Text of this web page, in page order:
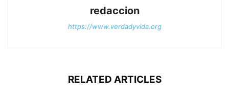
redaccion
https://www.verdadyvida.org
RELATED ARTICLES